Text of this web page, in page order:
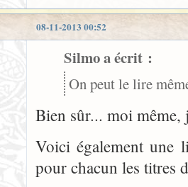
08-11-2013 00:52
Silmo a écrit :
On peut le lire
Bien sûr... moi
Voici également une
pour chacun les titres